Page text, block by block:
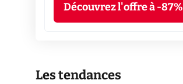
Découvrez l'offre à -87%
Les tendances